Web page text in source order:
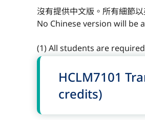
沒有提供中文版。所有細節以
No Chinese version will be
(1) All students are
HCLM7101
credits)